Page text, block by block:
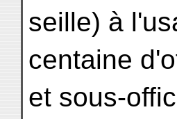
seille) à
centaine
et sous-